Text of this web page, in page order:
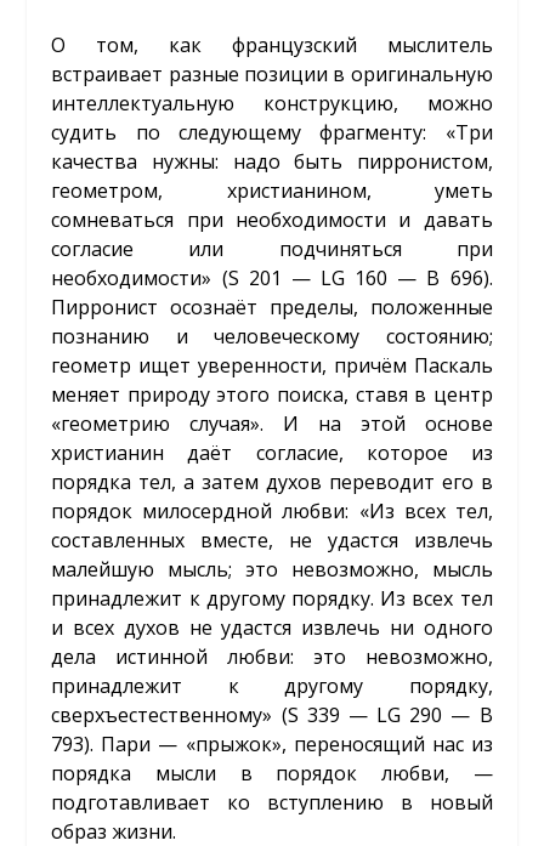
О том, как французский мыслитель
встраивает разные позиции в оригинальную
интеллектуальную конструкцию, можно
судить по следующему фрагменту: «Три
качества нужны: надо быть пирронистом,
геометром, христианином, уметь
сомневаться при необходимости и давать
согласие или подчиняться при
необходимости» (S 201 — LG 160 — B 696).
Пирронист осознаёт пределы, положенные
познанию и человеческому состоянию;
геометр ищет уверенности, причём Паскаль
меняет природу этого поиска, ставя в центр
«геометрию случая». И на этой основе
христианин даёт согласие, которое из
порядка тел, а затем духов переводит его в
порядок милосердной любви: «Из всех тел,
составленных вместе, не удастся извлечь
малейшую мысль; это невозможно, мысль
принадлежит к другому порядку. Из всех тел
и всех духов не удастся извлечь ни одного
дела истинной любви: это невозможно,
принадлежит к другому порядку,
сверхъестественному» (S 339 — LG 290 — B
793). Пари — «прыжок», переносящий нас из
порядка мысли в порядок любви, —
подготавливает ко вступлению в новый
образ жизни.